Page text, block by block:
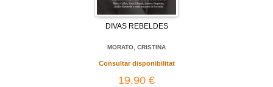
DIVAS REBELDES
MORATO, CRISTINA
Consultar disponibilitat
19,90 €